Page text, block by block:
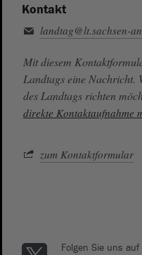
Kontakt
landtag@lt.sachsen-
Mit diesem
Landtags eine Nachricht.
des Landtags richten
direkte Kontaktaufnahme
zum Kontaktformular
Folgen Sie uns auf